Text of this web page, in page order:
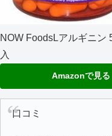
NOW FoodsLアルギニン
入
Amazonで見る
口コミ